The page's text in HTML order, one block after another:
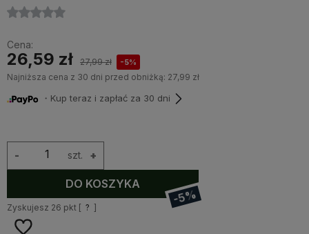
Cena:
26,59 zł 27,99 zł -5%
Najniższa cena z 30 dni przed obniżką: 27,99 zł
・Kup teraz i zapłać za 30 dni
szt. +
-
DO KOSZYKA
-5%
Zyskujesz 26 pkt [ ? ]